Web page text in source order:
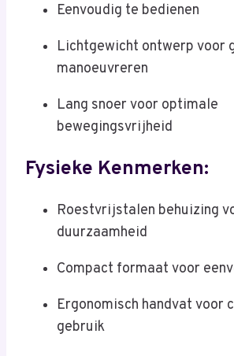
Eenvoudig te bedienen
Lichtgewicht ontwerp voor
manoeuvreren
Lang snoer voor optimale
bewegingsvrijheid
Fysieke Kenmerken:
Roestvrijstalen behuizing
duurzaamheid
Compact formaat voor
Ergonomisch handvat voor
gebruik